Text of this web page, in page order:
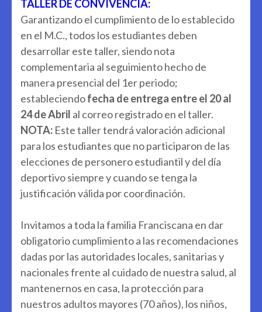
TALLER DE CONVIVENCIA:
Garantizando el cumplimiento de lo establecido
en el M.C., todos los estudiantes deben
desarrollar este taller, siendo nota
complementaria al seguimiento hecho de
manera presencial del 1er periodo;
estableciendofecha deentrega entre el 20 al
24 de Abril al correo registrado en el taller.
NOTA: Este taller tendrá valoración adicional
para los estudiantes que no participaron de las
elecciones de personero estudiantil y del día
deportivo siempre y cuando se tenga la
justificación válida por coordinación.
Invitamos a toda la familia Franciscana en dar
obligatorio cumplimiento a las recomendaciones
dadas por las autoridades locales, sanitarias y
nacionales frente al cuidado de nuestra salud, al
mantenernos en casa, la protección para
nuestros adultos mayores (70 años), los niños,